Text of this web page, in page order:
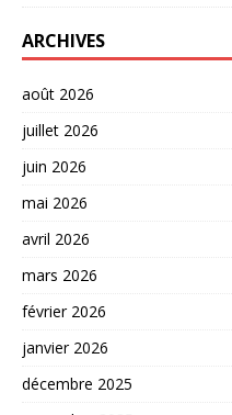
ARCHIVES
août 2026
juillet 2026
juin 2026
mai 2026
avril 2026
mars 2026
février 2026
janvier 2026
décembre 2025